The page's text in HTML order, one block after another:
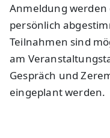
Anmeldung
persönlich
Teilnahmen sind
am
Gespräch und
eingeplant werden.